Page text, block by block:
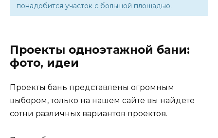
понадобится участок с большой площадью.
Проекты одноэтажной бани:
фото, идеи
Проекты бань представлены огромным
выбором, только на нашем сайте вы найдете
сотни различных вариантов проектов.